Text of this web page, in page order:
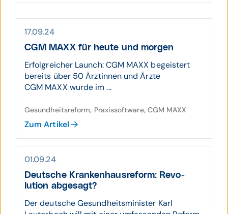
17.09.24
CGM MAXX für heute und morgen
Erfolgreicher Launch: CGM MAXX begeistert
bereits über 50 Ärztinnen und Ärzte
CGM MAXX wurde im ...
Gesundheitsreform, Praxissoftware, CGM MAXX
Zum Artikel
01.09.24
Deutsche Kranken­haus­reform: Revo­
lution abgesagt?
Der deutsche Gesundheitsminister Karl